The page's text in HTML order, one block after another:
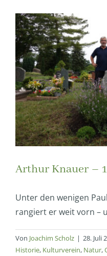
Arthur Knauer –
Unter den wenigen
rangiert er weit vorn –
Von Joachim Scholz | 28. Juli
Historie, Kulturverein, Natur,